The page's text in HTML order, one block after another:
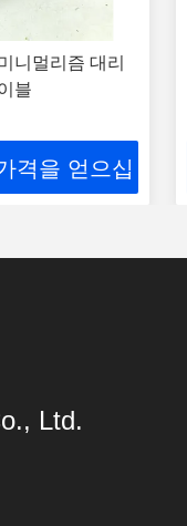
니멀리즘 대리
블
격을 얻으십
Ltd.